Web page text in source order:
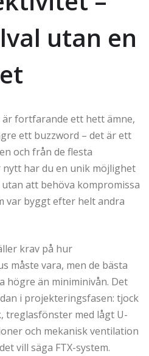
utan en
är fortfarande ett hett ämne,
ett buzzword – det är ett
och från de flesta
har du en unik möjlighet
att behöva kompromissa
var byggt efter helt andra
krav på hur
måste vara, men de bästa
högre än miniminivån. Det
i projekteringsfasen: tjock
treglasfönster med lågt U-
och mekanisk ventilation
vill säga FTX-system.